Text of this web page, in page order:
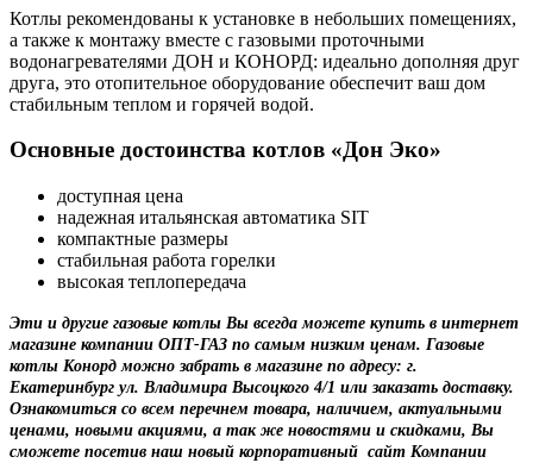
Котлы рекомендованы к установке в небольших помещениях,
а также к монтажу вместе с газовыми проточными
водонагревателями ДОН и КОНОРД: идеально дополняя друг
друга, это отопительное оборудование обеспечит ваш дом
стабильным теплом и горячей водой.
Основные достоинства котлов «Дон Эко»
доступная цена
надежная итальянская автоматика SIT
компактные размеры
стабильная работа горелки
высокая теплопередача
Эти и другие газовые котлы Вы всегда можете купить в интернет
магазине компании ОПТ-ГАЗ по самым низким ценам. Газовые
котлы Конорд можно забрать в магазине по адресу: г.
Екатеринбург ул. Владимира Высоцкого 4/1 или заказать доставку.
Ознакомиться со всем перечнем товара, наличием, актуальными
ценами, новыми акциями, а так же новостями и скидками, Вы
сможете посетив наш новый корпоративный сайт Компании